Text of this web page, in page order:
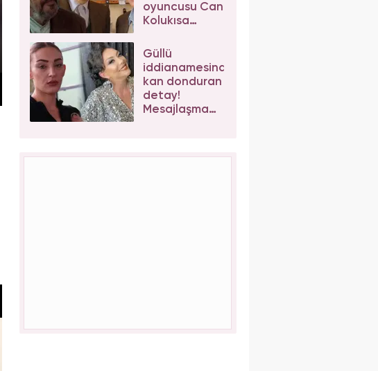
oyuncusu Can
Kolukısa
kaybetti!
Güllü
iddianamesinde
kan donduran
detay!
Mesajlaşma